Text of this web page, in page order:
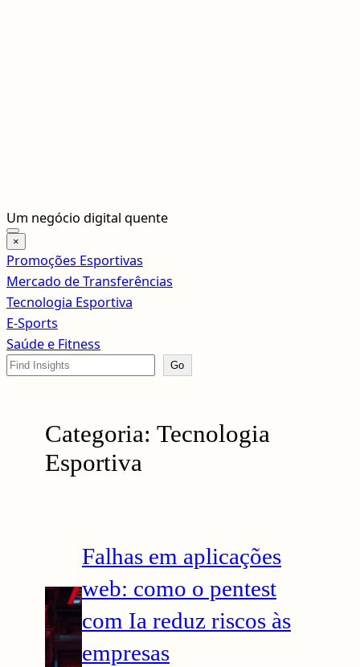
Pular
para
o
conteúdo
Um negócio digital quente
×
Promoções Esportivas
Mercado de Transferências
Tecnologia Esportiva
E-Sports
Saúde e Fitness
Search
Go
Categoria: Tecnologia
Esportiva
Falhas em aplicações
web: como o pentest
com Ia reduz riscos às
empresas